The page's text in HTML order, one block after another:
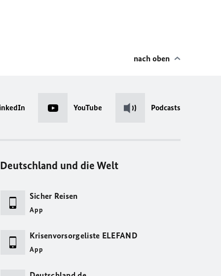
nach oben
YouTube Podcasts
Deutschland und die Welt
Sicher Reisen
App
Krisenvorsorgeliste ELEFAND
App